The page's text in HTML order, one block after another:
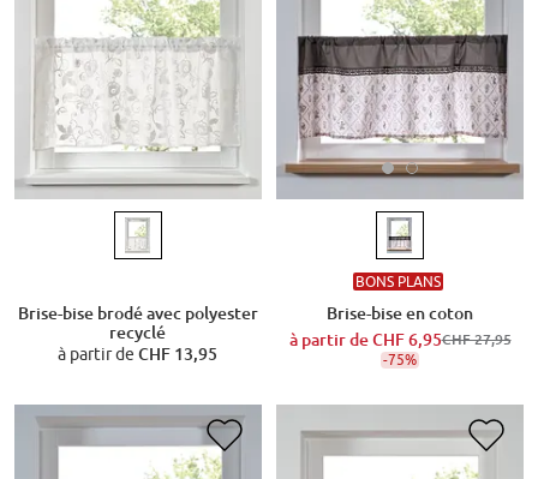
Brise-bise brodé avec polyester
recyclé
à partir deCHF 13,95
BONS PLANS
Brise-bise en coton
à partir deCHF 6,95CHF 27,95
-75%